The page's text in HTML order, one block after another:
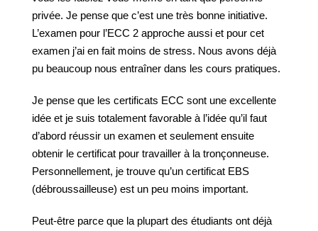
privée. Je pense que c’est une très bonne initiative.
L’examen pour l’ECC 2 approche aussi et pour cet
examen j’ai en fait moins de stress. Nous avons déjà
pu beaucoup nous entraîner dans les cours pratiques.
Je pense que les certificats ECC sont une excellente
idée et je suis totalement favorable à l’idée qu’il faut
d’abord réussir un examen et seulement ensuite
obtenir le certificat pour travailler à la tronçonneuse.
Personnellement, je trouve qu’un certificat EBS
(débroussailleuse) est un peu moins important.
Peut-être parce que la plupart des étudiants ont déjà